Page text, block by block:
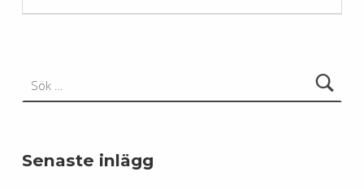
Senaste inlägg